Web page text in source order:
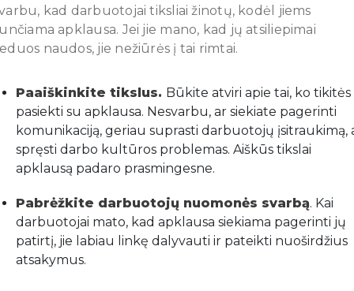
kad darbuotojai tiksliai žinotų, kodėl jiems
apklausa. Jei jie mano, kad jų atsiliepimai
naudos, jie nežiūrės į tai rimtai.
Paaiškinkite tikslus. Būkite atviri apie tai, ko tikitės
pasiekti su apklausa. Nesvarbu, ar siekiate pagerinti
komunikaciją, geriau suprasti darbuotojų įsitraukimą,
spręsti darbo kultūros problemas. Aiškūs tikslai
apklausą padaro prasmingesne.
Pabrėžkite darbuotojų nuomonės svarbą. Kai
darbuotojai mato, kad apklausa siekiama pagerinti jų
patirtį, jie labiau linkę dalyvauti ir pateikti nuoširdžius
atsakymus.